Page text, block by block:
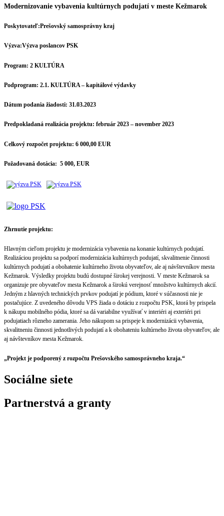
Modernizovanie vybavenia kultúrnych podujatí v meste Kežmarok
Poskytovateľ:Prešovský samosprávny kraj
Výzva:Výzva poslancov PSK
Program: 2 KULTÚRA
Podprogram: 2.1. KULTÚRA – kapitálové výdavky
Dátum podania žiadosti: 31.03.2023
Predpokladaná realizácia projektu: február 2023 – november 2023
Celkový rozpočet projektu: 6 000,00 EUR
Požadovaná dotácia: 5 000, EUR
Zhrnutie projektu:
Hlavným cieľom projektu je modernizácia vybavenia na konanie kultúrnych podujatí.
Realizáciou projektu sa podporí modernizácia kultúrnych podujatí, skvalitnenie činnosti
kultúrnych podujatí a obohatenie kultúrneho života obyvateľov, ale aj návštevníkov mesta
Kežmarok. Výsledky projektu budú dostupné širokej verejnosti. V meste Kežmarok sa
organizuje pre obyvateľov mesta Kežmarok a širokú verejnosť množstvo kultúrnych akcií.
Jedným z hlavných technických prvkov podujatí je pódium, ktoré v súčasnosti nie je
postačujúce. Z uvedeného dôvodu VPS žiada o dotáciu z rozpočtu PSK, ktorá by prispela
k nákupu mobilného pódia, ktoré sa dá variabilne využívať v interiéri aj exteriéri pri
podujatiach rôzneho zamerania. Jeho nákupom sa prispeje k modernizácii vybavenia,
skvalitneniu činnosti jednotlivých podujatí a k obohateniu kultúrneho života obyvateľov, ale
aj návštevníkov mesta Kežmarok.
„Projekt je podporený z rozpočtu Prešovského samosprávneho kraja.“
Sociálne siete
Partnerstvá a granty